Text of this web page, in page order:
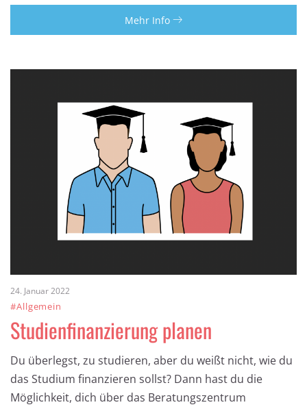
Mehr Info
24. Januar 2022
#Allgemein
Studienfinanzierung planen
Du überlegst, zu studieren, aber du weißt nicht, wie du
das Studium finanzieren sollst? Dann hast du die
Möglichkeit, dich über das Beratungszentrum